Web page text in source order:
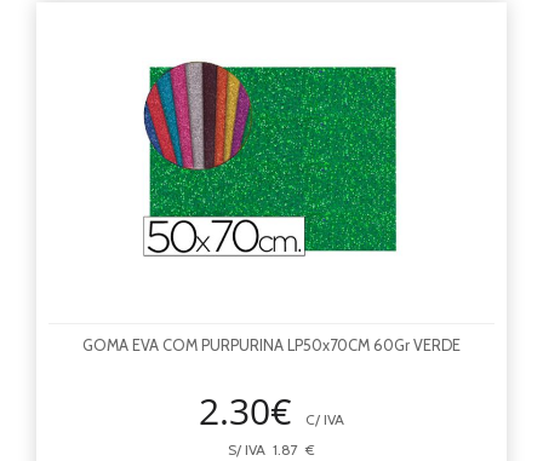
GOMA EVA COM PURPURINA LP50x70CM 60Gr VERDE
2.30€
C/ IVA
S/ IVA 1.87 €